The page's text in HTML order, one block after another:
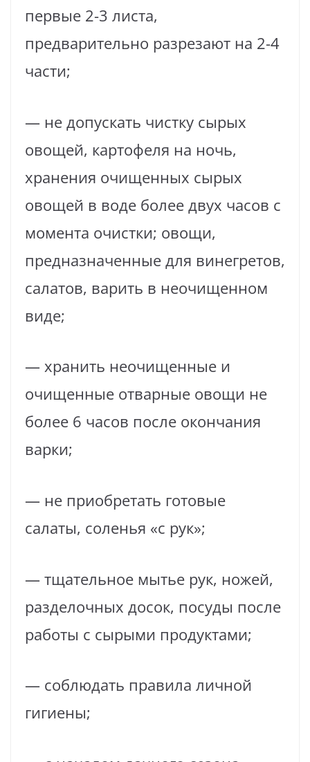
первые 2-3 листа,
предварительно разрезают на 2-4
части;
— не допускать чистку сырых
овощей, картофеля на ночь,
хранения очищенных сырых
овощей в воде более двух часов с
момента очистки; овощи,
предназначенные для винегретов,
салатов, варить в неочищенном
виде;
— хранить неочищенные и
очищенные отварные овощи не
более 6 часов после окончания
варки;
— не приобретать готовые
салаты, соленья «с рук»;
— тщательное мытье рук, ножей,
разделочных досок, посуды после
работы с сырыми продуктами;
— соблюдать правила личной
гигиены;